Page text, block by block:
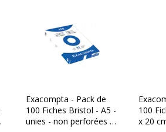
Exacompta - Pack de
100 Fiches Bristol - A5 -
unies - non perforées -
100
x 20